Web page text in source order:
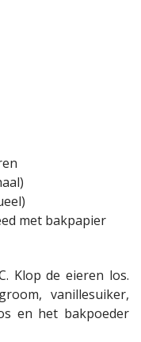
met bakpapier
Klop de eieren los.
vanillesuiker,
en het bakpoeder